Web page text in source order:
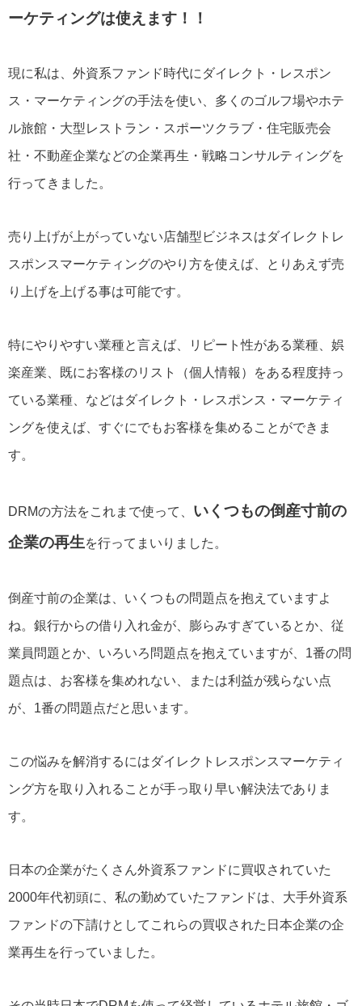
ーケティングは使えます！！
現に私は、外資系ファンド時代にダイレクト・レスポン
ス・マーケティングの手法を使い、多くのゴルフ場やホテ
ル旅館・大型レストラン・スポーツクラブ・住宅販売会
社・不動産企業などの企業再生・戦略コンサルティングを
行ってきました。
売り上げが上がっていない店舗型ビジネスはダイレクトレ
スポンスマーケティングのやり方を使えば、とりあえず売
り上げを上げる事は可能です。
特にやりやすい業種と言えば、リピート性がある業種、娯
楽産業、既にお客様のリスト（個人情報）をある程度持っ
ている業種、などはダイレクト・レスポンス・マーケティ
ングを使えば、すぐにでもお客様を集めることができま
す。
DRMの方法をこれまで使って、 いくつもの倒産寸前の
企業の再生を行ってまいりました。
倒産寸前の企業は、いくつもの問題点を抱えていますよ
ね。銀行からの借り入れ金が、膨らみすぎているとか、従
業員問題とか、いろいろ問題点を抱えていますが、1番の問
題点は、お客様を集めれない、または利益が残らない点
が、1番の問題点だと思います。
この悩みを解消するにはダイレクトレスポンスマーケティ
ング方を取り入れることが手っ取り早い解決法でありま
す。
日本の企業がたくさん外資系ファンドに買収されていた
2000年代初頭に、私の勤めていたファンドは、大手外資系
ファンドの下請けとしてこれらの買収された日本企業の企
業再生を行っていました。